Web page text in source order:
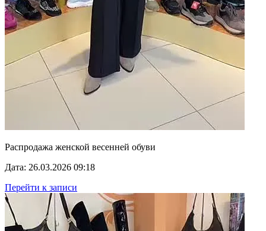
Распродажа женской весенней обуви
Дата: 26.03.2026 09:18
Перейти к записи